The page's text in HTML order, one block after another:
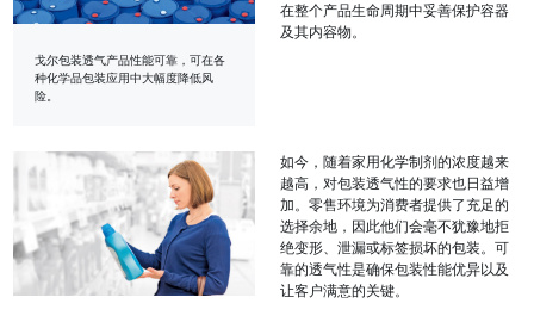
戈尔包装透气产品性能可靠，可在各
种化学品包装应用中大幅度降低风
险。
在整个产品生命周期中妥善保护容器
及其内容物。
如今，随着家用化学制剂的浓度越来
越高，对包装透气性的要求也日益增
加。零售环境为消费者提供了充足的
选择余地，因此他们会毫不犹豫地拒
绝变形、泄漏或标签损坏的包装。可
靠的透气性是确保包装性能优异以及
让客户满意的关键。